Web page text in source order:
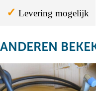
✓ Levering mogelijk
ANDEREN